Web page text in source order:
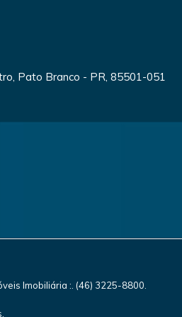
Pato Branco - PR, 85501-051
Imobiliária :. (46) 3225-8800.